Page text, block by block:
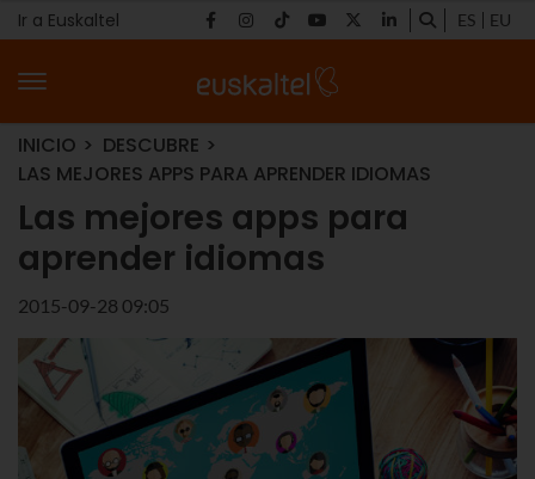
Ir a Euskaltel ES EU
INICIO
DESCUBRE
LAS MEJORES APPS PARA APRENDER IDIOMAS
Las mejores apps para
aprender idiomas
2015-09-28 09:05